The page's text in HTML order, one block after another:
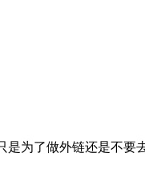
为了做外链还是不要